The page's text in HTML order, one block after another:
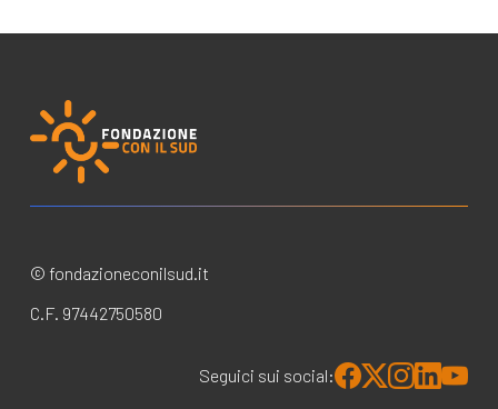
© fondazioneconilsud.it
C.F. 97442750580
Seguici sui social: